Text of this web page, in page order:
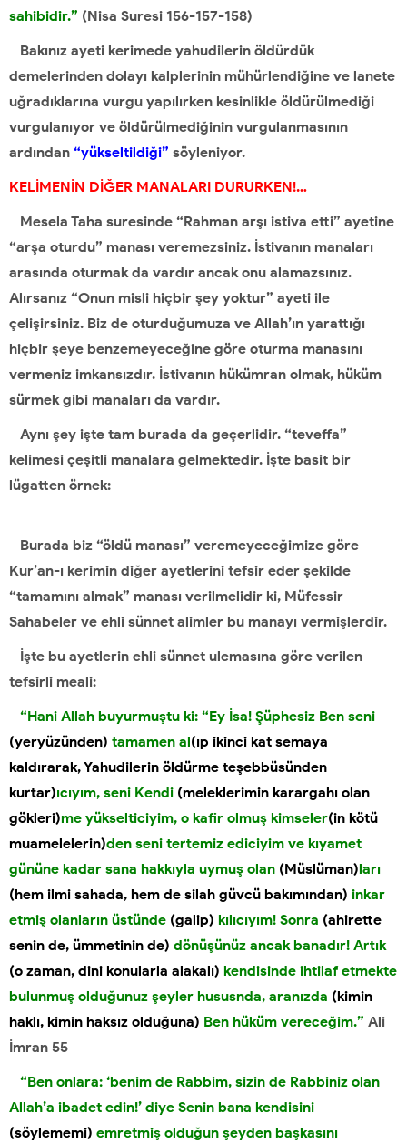
sahibidir.” (Nisa Suresi 156-157-158)
Bakınız ayeti kerimede yahudilerin öldürdük
demelerinden dolayı kalplerinin mühürlendiğine ve lanete
uğradıklarına vurgu yapılırken kesinlikle öldürülmediği
vurgulanıyor ve öldürülmediğinin vurgulanmasının
ardından “yükseltildiği” söyleniyor.
KELİMENİN DİĞER MANALARI DURURKEN!…
Mesela Taha suresinde “Rahman arşı istiva etti” ayetine
“arşa oturdu” manası veremezsiniz. İstivanın manaları
arasında oturmak da vardır ancak onu alamazsınız.
Alırsanız “Onun misli hiçbir şey yoktur” ayeti ile
çelişirsiniz. Biz de oturduğumuza ve Allah’ın yarattığı
hiçbir şeye benzemeyeceğine göre oturma manasını
vermeniz imkansızdır. İstivanın hükümran olmak, hüküm
sürmek gibi manaları da vardır.
Aynı şey işte tam burada da geçerlidir. “teveffa”
kelimesi çeşitli manalara gelmektedir. İşte basit bir
lügatten örnek:
Burada biz “öldü manası” veremeyeceğimize göre
Kur’an-ı kerimin diğer ayetlerini tefsir eder şekilde
“tamamını almak” manası verilmelidir ki, Müfessir
Sahabeler ve ehli sünnet alimler bu manayı vermişlerdir.
İşte bu ayetlerin ehli sünnet ulemasına göre verilen
tefsirli meali:
“Hani Allah buyurmuştu ki: “Ey İsa! Şüphesiz Ben seni
(yeryüzünden) tamamen al(ıp ikinci kat semaya
kaldırarak, Yahudilerin öldürme teşebbüsünden
kurtar)ıcıyım, seni Kendi (meleklerimin karargahı olan
gökleri)me yükselticiyim, o kafir olmuş kimseler(in kötü
muamelelerin)den seni tertemiz ediciyim ve kıyamet
gününe kadar sana hakkıyla uymuş olan (Müslüman)ları
(hem ilmi sahada, hem de silah güvcü bakımından) inkar
etmiş olanların üstünde (galip) kılıcıyım! Sonra (ahirette
senin de, ümmetinin de) dönüşünüz ancak banadır! Artık
(o zaman, dini konularla alakalı) kendisinde ihtilaf etmekte
bulunmuş olduğunuz şeyler hususnda, aranızda (kimin
haklı, kimin haksız olduğuna) Ben hüküm vereceğim.” Ali
İmran 55
“Ben onlara: ‘benim de Rabbim, sizin de Rabbiniz olan
Allah’a ibadet edin!’ diye Senin bana kendisini
(söylememi) emretmiş olduğun şeyden başkasını